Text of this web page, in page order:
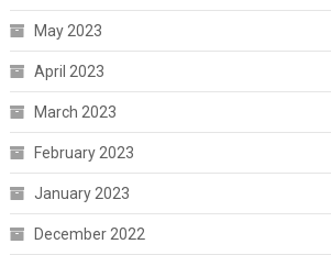
May 2023
April 2023
March 2023
February 2023
January 2023
December 2022